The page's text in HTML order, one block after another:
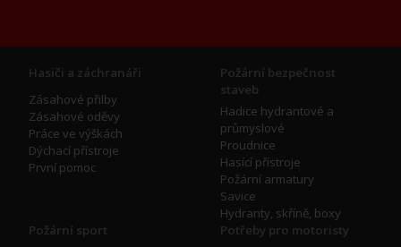
Hasiči a záchranáři
Zásahové přilby
Zásahové oděvy
Práce ve výškách
Dýchací přístroje
První pomoc
Požární bezpečnost
staveb
Hadice hydrantové a
průmyslové
Proudnice
Hasící přístroje
Požární armatury
Savice
Hydranty, skříně, boxy
Požární sport
Potřeby pro motoristy